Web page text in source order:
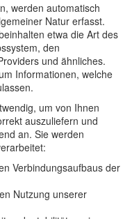
werden automatisch
Natur erfasst.
etwa die Art des
den
und ähnliches.
Informationen, welche
um von Ihnen
auszuliefern und
an. Sie werden
Verbindungsaufbaus der
Nutzung unserer